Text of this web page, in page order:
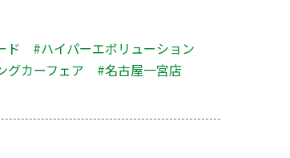
ド
#ハイパーエボリューション
グカーフェア
#名古屋一宮店